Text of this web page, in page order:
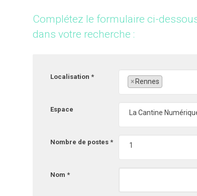
Complétez le formulaire ci-
dans votre recherche :
Localisation *
× Rennes
Espace La Cantine
Nombre de postes * 1
Nom *